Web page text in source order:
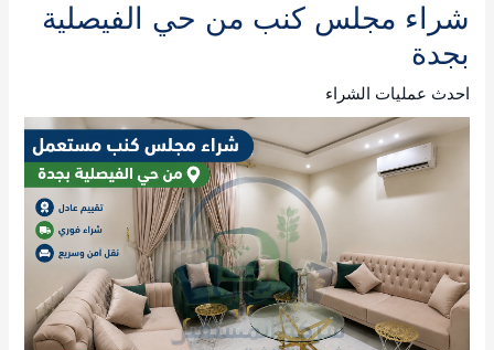
شراء مجلس كنب من حي الفيصلية
بجدة
احدث عمليات الشراء